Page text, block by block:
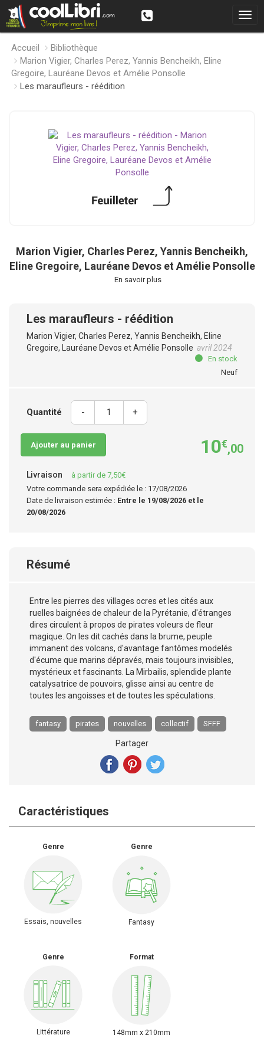
Accueil
Bibliothèque
Marion Vigier, Charles Perez, Yannis Bencheikh, Eline
Gregoire, Lauréane Devos et Amélie Ponsolle
Les maraufleurs - réédition
Marion Vigier, Charles Perez, Yannis Bencheikh,
Eline Gregoire, Lauréane Devos et Amélie Ponsolle
En savoir plus
Les maraufleurs - réédition
Marion Vigier, Charles Perez, Yannis Bencheikh, Eline
Gregoire, Lauréane Devos et Amélie Ponsolle avril 2024
En stock
Neuf
Quantité - +
Ajouter au panier 10€,00
Livraison
à partir de 7,50€
Votre commande sera expédiée le : 17/08/2026
Date de livraison estimée : Entre le 19/08/2026 et le
20/08/2026
Résumé
Entre les pierres des villages ocres et les cités aux
ruelles baignées de chaleur de la Pyrétanie, d'étranges
dires circulent à propos de pirates voleurs de fleur
magique. On les dit cachés dans la brume, peuple
immanent des volcans, d'avantage fantômes modelés
d'écume que marins dépravés, mais toujours invisibles,
mystérieux et fascinants. La Mirbailis, splendide plante
catalysatrice de pouvoirs, glisse ainsi au centre de
toutes les angoisses et de toutes les spéculations.
fantasy pirates nouvelles collectif SFFF
Partager
Caractéristiques
Genre
Essais, nouvelles
Genre
Fantasy
Genre
Littérature
Format
148mm x 210mm